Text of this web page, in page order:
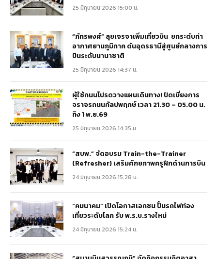
25 มิถุนายน 2026 15:00 น.
“ภัทรพงศ์” ลุยเจรจาเพิ่มเที่ยวบิน ยกระดับท่า
อากาศยานภูมิภาค ดันอุดรธานีสู่ศูนย์กลางการ
บินระดับนานาชาติ
25 มิถุนายน 2026 14:37 น.
ผู้ใช้ถนนโปรดวางแผนเดินทาง! ปิดเบี่ยงการ
จราจรถนนกัลปพฤกษ์ เวลา 21.30 – 05.00 น.
ถึง 1 พ.ย.69
25 มิถุนายน 2026 14:35 น.
“สบพ.” จัดอบรม Train-the-Trainer
(Refresher) เสริมศักยภาพครูฝึกด้านการบิน
24 มิถุนายน 2026 15:28 น.
“คมนาคม” เปิดโอกาสเอกชน ปั้นรถไฟท่อง
เที่ยวระดับโลก รับ พ.ร.บ.รางใหม่
24 มิถุนายน 2026 15:24 น.